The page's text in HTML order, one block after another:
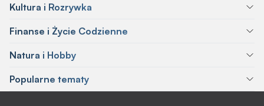
Kultura i Rozrywka
Finanse i Życie Codzienne
Natura i Hobby
Popularne tematy